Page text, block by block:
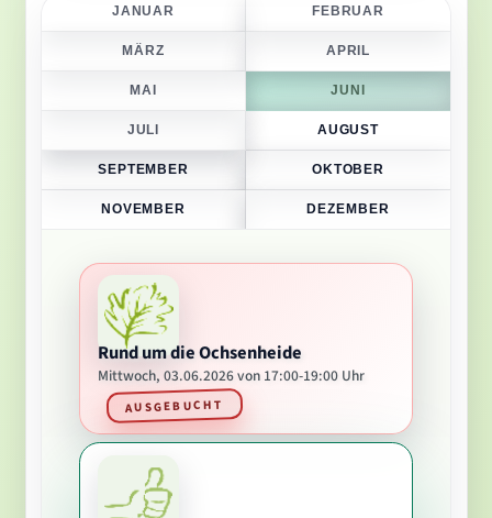
JANUAR FEBRUAR
MÄRZ APRIL
MAI JUNI
JULI AUGUST
SEPTEMBER OKTOBER
NOVEMBER DEZEMBER
Rund um die Ochsenheide
Mittwoch, 03.06.2026 von 17:00-19:00 Uhr
AUSGEBUCHT